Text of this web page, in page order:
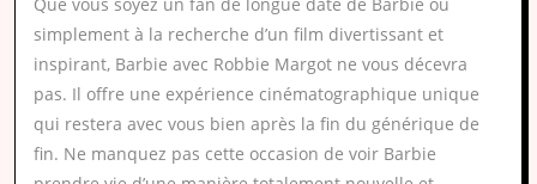
simplement à la recherche d’un film divertissant et
inspirant, Barbie avec Robbie Margot ne vous décevra
pas. Il offre une expérience cinématographique unique
qui restera avec vous bien après la fin du générique de
fin. Ne manquez pas cette occasion de voir Barbie